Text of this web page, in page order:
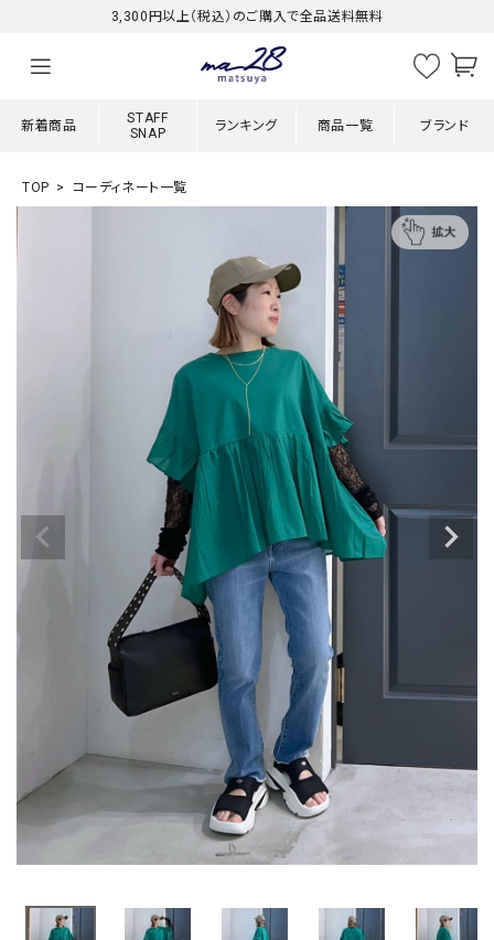
3,300円以上（税込）のご購入で全品送料無料
新着商品
STAFF
SNAP
ランキング 商品一覧 ブランド
TOP コーディネート一覧